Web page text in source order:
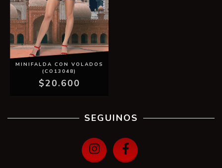
MINIFALDA CON VOLADOS
(CO13048)
$20.600
SEGUINOS